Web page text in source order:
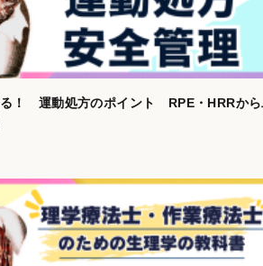
る！ 運動処方のポイント RPE・HRRか